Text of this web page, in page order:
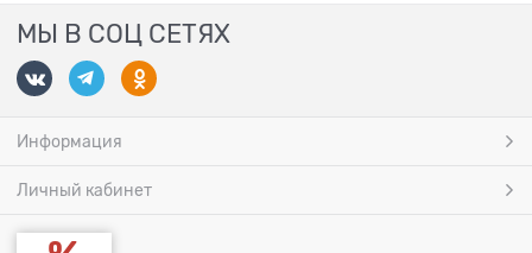
МЫ В СОЦ СЕТЯХ
Информация
Личный кабинет